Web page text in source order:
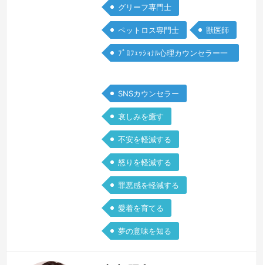
に思える動物たちとの暮らしはかけがえ
のないものですね。虹の橋を渡った愛犬
いおは、楽しい想い出、癒し、命の大切
さ、命を守るという責任、多くのものを
グリーフ専門士
ペットロス専門士 獣医師
ﾌﾟﾛﾌｪｯｼｮﾅﾙ心理カウンセラー一
SNSカウンセラー
哀しみを癒す
不安を軽減する
怒りを軽減する
罪悪感を軽減する
愛着を育てる
夢の意味を知る